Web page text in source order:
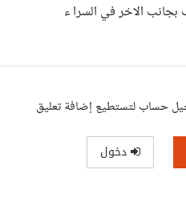
بجانب الاخر في السرا ء
حساب لتستطيع إضافة تعليق
دخول